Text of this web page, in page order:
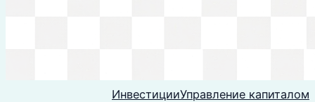
ИнвестицииУправление капиталом